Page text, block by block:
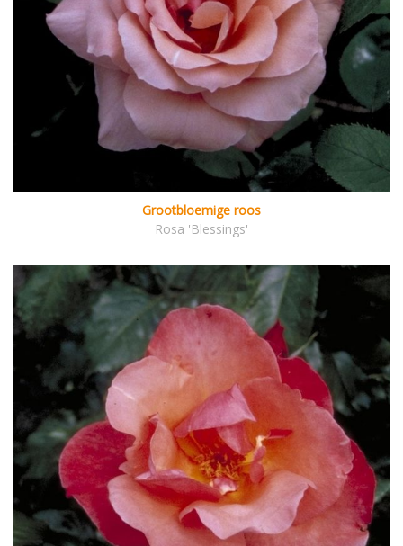
Grootbloemige roos
Rosa 'Blessings'